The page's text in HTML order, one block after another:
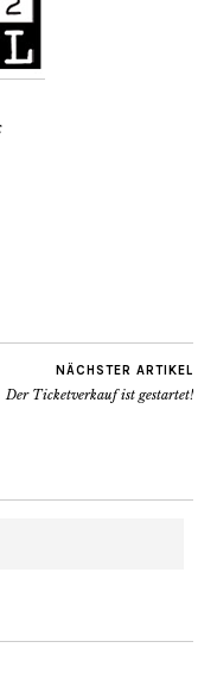
NÄCHSTER ARTIKEL
Der Ticketverkauf ist gestartet!